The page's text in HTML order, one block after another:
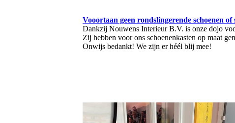
Vooortaan geen rondslingerende schoenen
Dankzij Nouwens Interieur B.V. is onze dojo
Zij hebben voor ons schoenenkasten op maat
Onwijs bedankt! We zijn er héél blij mee!